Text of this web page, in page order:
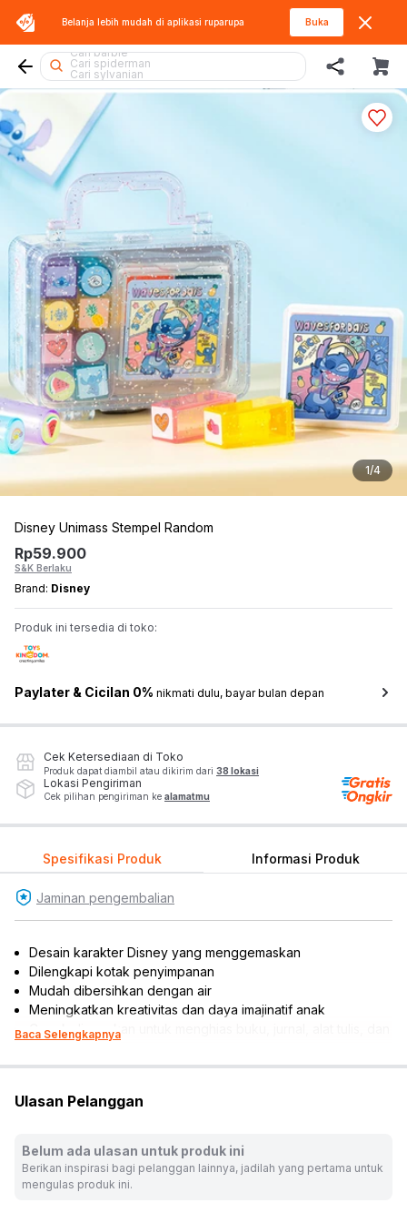
Belanja lebih mudah di aplikasi ruparupa Buka
Cari rolife sanrio
Cari barbie
Cari spiderman
Cari sylvanian
Cari pokemon
Cari miffy
Cari batman
Cari thomas
Cari lego botanicals
Cari squishy
Cari gel blaster
Cari lego
Cari hello kitty
Cari mobil
Cari hot wheels
Cari lego superheroes
Cari tobot
Cari beyblade
Cari kiddy fun
Cari diecast
Cari fuggler
Cari blokees
Cari rolife
Cari marvel legends
Cari blaster
1/4
Disney Unimass Stempel Random
Rp59.900
S&K Berlaku
Brand: Disney
Produk ini tersedia di toko:
Paylater & Cicilan 0% nikmati dulu, bayar bulan depan
Cek Ketersediaan di Toko
Produk dapat diambil atau dikirim dari 38 lokasi
Lokasi Pengiriman
Cek pilihan pengiriman ke alamatmu
Spesifikasi Produk Informasi Produk
Jaminan pengembalian
Desain karakter Disney yang menggemaskan
Dilengkapi kotak penyimpanan
Mudah dibersihkan dengan air
Meningkatkan kreativitas dan daya imajinatif anak
Cocok digunakan untuk menghias buku, jurnal, alat tulis, dan
*Desain dan warna tidak dapat dipilih, disesuaikan dengan
Rekomendasi umur pengguna: 8 tahun ke atas
Karakter: Disney
Isi set: 1 pc kotak penyimpanan, 4 pcs stample
Dimensi produk: 7.6 cm x 0.2 cm x 5.5 cm
Baca Selengkapnya
Ulasan Pelanggan
Belum ada ulasan untuk produk ini
Berikan inspirasi bagi pelanggan lainnya, jadilah yang pertama untuk
mengulas produk ini.